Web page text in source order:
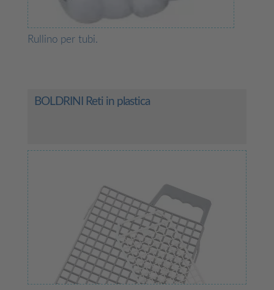
Rullino per tubi.
BOLDRINI Reti in plastica